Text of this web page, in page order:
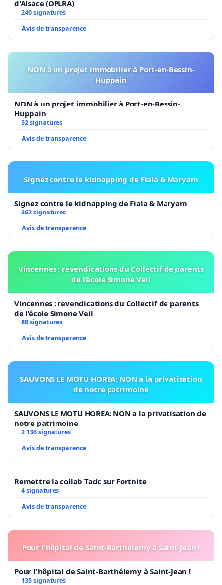
d'Alsace (OPLRA)
240 signatures
Avis de transparence
NON à un projet immobilier à Port-en-Bessin-
Huppain
NON à un projet immobilier à Port-en-Bessin-
Huppain
52 signatures
Avis de transparence
Signez contre le kidnapping de Fiala & Maryam
Signez contre le kidnapping de Fiala & Maryam
362 signatures
Avis de transparence
Vincennes : revendications du Collectif de parents
de l’école Simone Veil
Vincennes : revendications du Collectif de parents
de l’école Simone Veil
88 signatures
Avis de transparence
SAUVONS LE MOTU HOREA: NON a la privatisation
de notre patrimoine
SAUVONS LE MOTU HOREA: NON a la privatisation de
notre patrimoine
2 136 signatures
Avis de transparence
Remettre la collab Tadc sur Fortnite
4 signatures
Avis de transparence
Pour l'hôpital de Saint-Barthélemy à Saint-Jean !
Pour l'hôpital de Saint-Barthélemy à Saint-Jean !
135 signatures